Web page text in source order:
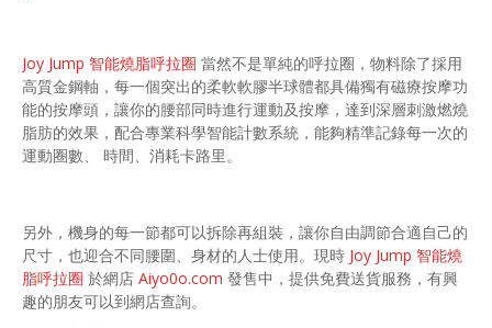
Joy Jump 智能燒脂呼拉圈 當然不是單純的呼拉圈，物料除了採用
高質金鋼軸，每一個突出的柔軟軟膠半球體都具備獨有磁療按摩功
能的按摩頭，讓你的腰部同時進行運動及按摩，達到深層刺激燃燒
脂肪的效果，配合專業科學智能計數系統，能夠精準記錄每一次的
運動圈數、 時間、消耗卡路里。
另外，機身的每一節都可以拆除再組裝，讓你自由調節合適自己的
尺寸，也迎合不同腰圍、身材的人士使用。現時 Joy Jump 智能燒
脂呼拉圈 於網店 Aiyo0o.com 發售中，提供免費送貨服務，有興
趣的朋友可以到網店查詢。